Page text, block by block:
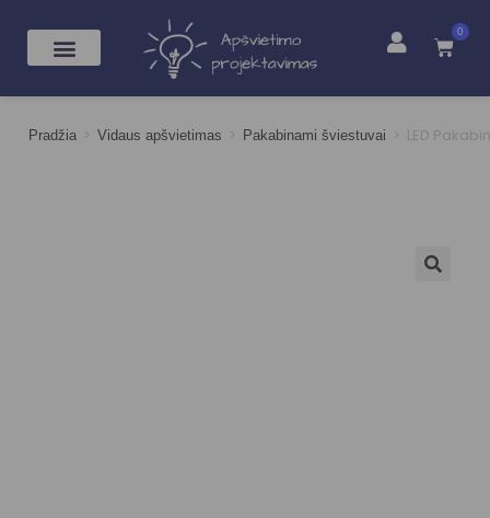
0
Pradžia > Vidaus apšvietimas > Pakabinami šviestuvai > LED